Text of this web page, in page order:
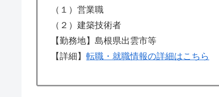
（１）営業職
（２）建築技術者
【勤務地】島根県出雲市等
【詳細】 転職・就職情報の詳細はこちら